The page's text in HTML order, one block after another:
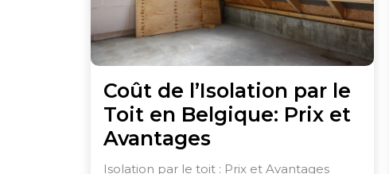
Coût de l’Isolation par le
Toit en Belgique: Prix et
AvantagesCoût
de
Isolation par le toit : Prix et Avantages